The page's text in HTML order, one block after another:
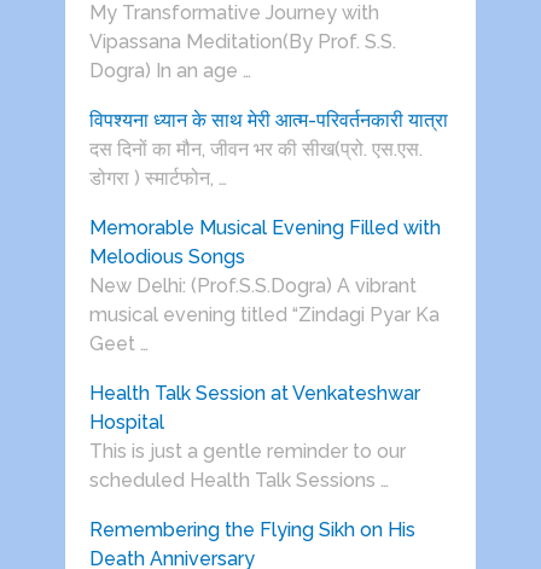
My Transformative Journey with
Vipassana Meditation(By Prof. S.S.
Dogra) In an age …
विपश्यना ध्यान के साथ मेरी आत्म-परिवर्तनकारी यात्रा
दस दिनों का मौन, जीवन भर की सीख(प्रो. एस.एस.
डोगरा ) स्मार्टफोन, …
Memorable Musical Evening Filled with
Melodious Songs
New Delhi: (Prof.S.S.Dogra) A vibrant
musical evening titled “Zindagi Pyar Ka
Geet …
Health Talk Session at Venkateshwar
Hospital
This is just a gentle reminder to our
scheduled Health Talk Sessions …
Remembering the Flying Sikh on His
Death Anniversary